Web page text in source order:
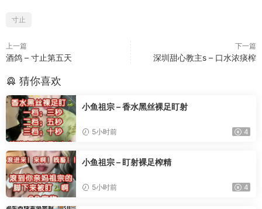
寸止
上一篇
酒鸽 – 寸止第五天
下一篇
深圳甜心教主s – 口水浓痰榨
猜你喜欢
小鱼祖宗 – 香水黑丝裸足盯射
5小时前 4
小鱼祖宗 – 盯射裸足榨精
5小时前 4